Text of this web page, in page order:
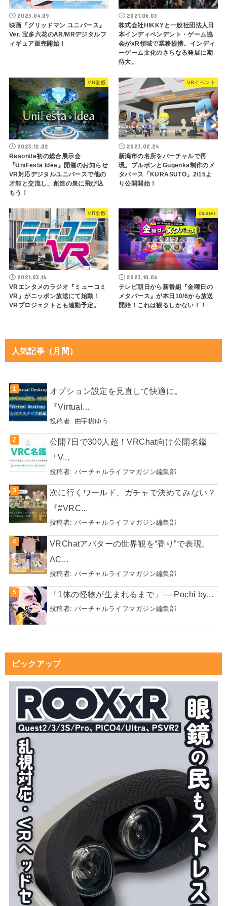
2023.04.09
映画『グリッドマン ユニバース』
Ver. 宝多六花のAR/MRデジタルフ
ィギュア販売開始！
2021.06.03
株式会社HIKKYと一般社団法人日
本インディペンデント・ゲーム協
会がxR領域で業務提携。インディ
ーゲーム文化のさらなる発展に期
待大。
VR全般
2023.12.02
Resonite初の総合展示会
『UniFesta Idea』開催のお知らせ
VR対応デジタルユニバースで他の
才能と交流し、創造の泉に飛び込
もう！
VRイベント
2023.02.24
新潟市の名所をバーチャルで再
現。ブルボンとGugenka制作のメ
タバース「KURASUTO」2/15よ
り公開開始！
VR全般
2021.03.16
VRエンタメのラジオ『ミューコミ
VR』がニッポン放送にて始動！
VRプロジェクトとも連動予定。
cluster
2023.10.06
テレビ朝日から新番組『金曜日の
メタバース』が本日10/6から放送
開始！これは観るしかない！！
人気記事（月間）
オプション設定を見直して快適に。
『Virtual...
投稿者: 由宇樹ゆう
公開7日で300人超！VRChat向け公開名鑑
「V...
投稿者: バーチャルライフマガジン編集部
次に行くワールド、ガチャで決めてみない？
『#VRC...
投稿者: バーチャルライフマガジン編集部
VRChatアバターの世界観を“香り”で表現。
AC...
投稿者: バーチャルライフマガジン編集部
「1体の怪物が生まれるまで」──Pochi by...
投稿者: バーチャルライフマガジン編集部
ピックアップ